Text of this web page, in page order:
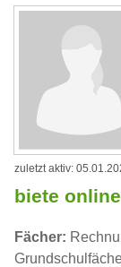
zuletzt aktiv:
biete
Fächer: